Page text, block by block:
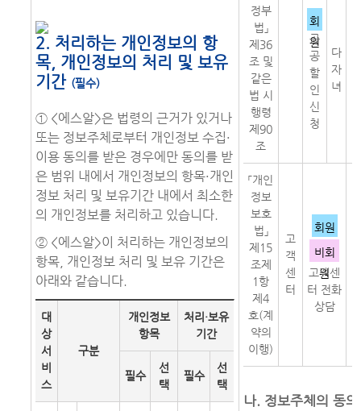
2. 처리하는 개인정보의 항
목, 개인정보의 처리 및 보유
기간 (필수)
① <에스알>은 법령의 근거가 있거나
또는 정보주체로부터 개인정보 수집·
이용 동의를 받은 경우에만 동의를 받
은 범위 내에서 개인정보의 항목·개인
정보 처리 및 보유기간 내에서 최소한
의 개인정보를 처리하고 있습니다.
② <에스알>이 처리하는 개인정보의
항목, 개인정보 처리 및 보유 기간은
아래와 같습니다.
대
상
서
비
스
구분
개인정보
항목
처리·보유
기간
필수
선
택
필수
선
택
정부
법」
제36
조 및
같은
법 시
행령
제90
조
회
원
공
공
할
인
신
청
다
자
녀
「개인
정보
보호
법」
제15
조제
1항
제4
호(계
약의
이행)
고
객
센
터
회원
비회
원
고객센
터 전화
상담
나. 정보주체의 동